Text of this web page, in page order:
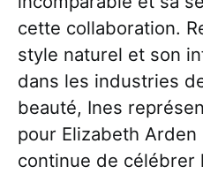
cette collaboration.
style naturel et son
dans les industries
beauté, Ines
pour Elizabeth
continue de célébrer